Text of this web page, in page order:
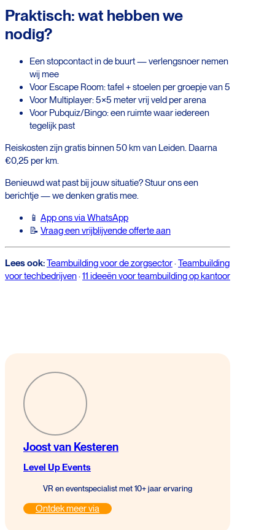
Joost van Kesteren
Level Up Events
VR en eventspecialist met 10+ jaar ervaring
Ontdek meer via
Praktisch: wat hebben we
nodig?
Een stopcontact in de buurt — verlengsnoer nemen
wij mee
Voor Escape Room: tafel + stoelen per groepje van 5
Voor Multiplayer: 5×5 meter vrij veld per arena
Voor Pubquiz/Bingo: een ruimte waar iedereen
tegelijk past
Reiskosten zijn gratis binnen 50 km van Leiden. Daarna
€0,25 per km.
Benieuwd wat past bij jouw situatie? Stuur ons een
berichtje — we denken gratis mee.
📱 App ons via WhatsApp
📝 Vraag een vrijblijvende offerte aan
Lees ook:Teambuilding voor de zorgsector·Teambuilding
voor techbedrijven·11 ideeën voor teambuilding op kantoor